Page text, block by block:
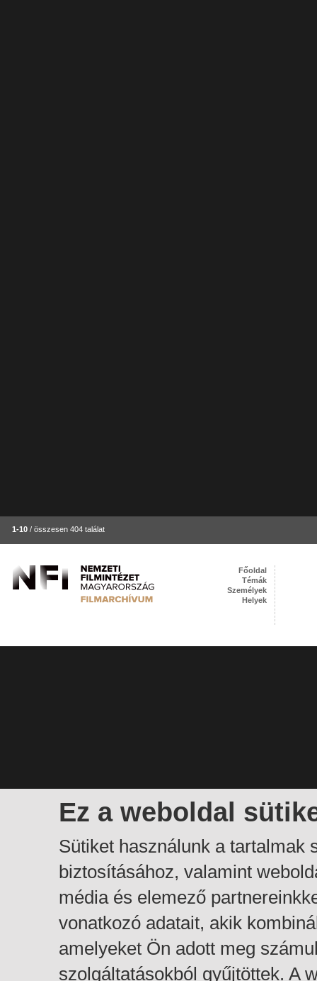
1-10 / összesen 404 találat
Ez a weboldal
Sütiket használunk a tartalmak
biztosításához, valamint
média és elemező
vonatkozó adatait, akik
amelyeket Ön adott meg
szolgáltatásokból gyűjtöttek. A
Főoldal
Témák
Személyek
Helyek